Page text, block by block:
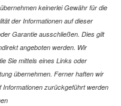
keinerlei Gewähr für die
der Informationen auf dieser
Garantie ausschließen. Dies gilt
angeboten werden. Wir
Sie mittels eines Links oder
übernehmen. Ferner haften wir
zurückgeführt werden